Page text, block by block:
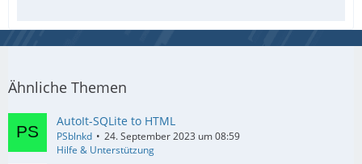
Ähnliche Themen
AutoIt-SQLite to HTML
PSblnkd
24. September 2023 um 08:59
Hilfe & Unterstützung